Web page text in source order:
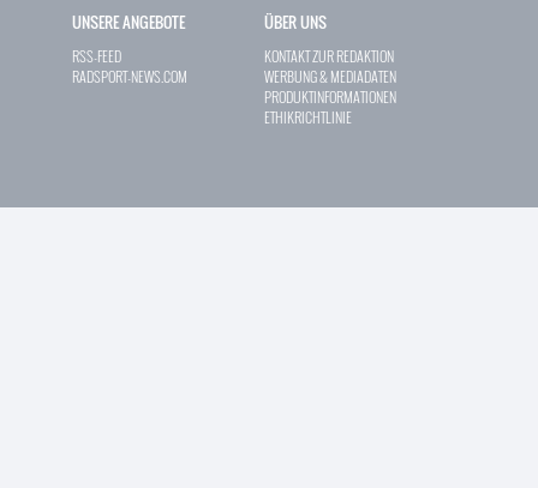
UNSERE ANGEBOTE
RSS-FEED
RADSPORT-NEWS.COM
ÜBER UNS
KONTAKT ZUR REDAKTION
WERBUNG & MEDIADATEN
PRODUKTINFORMATIONEN
ETHIKRICHTLINIE